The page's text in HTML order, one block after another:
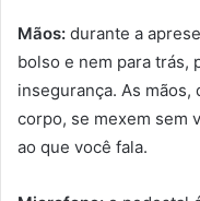
Mãos: durante a
bolso e nem para trás,
insegurança. As mãos,
corpo, se mexem sem
ao que você fala.